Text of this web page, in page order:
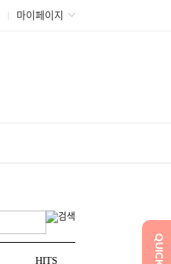
마이페이지
HITS